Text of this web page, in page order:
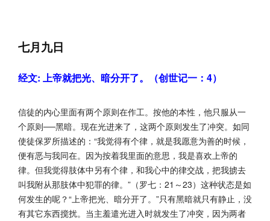
七月九日
经文: 上帝就把光、暗分开了。（创世记一：4）
信徒的内心里面有两个原则在作工。按他的本性，他只服从一
个原则──黑暗。现在光进来了，这两个原则发生了冲突。如同
使徒保罗所描述的：“我觉得有个律，就是我愿意为善的时候，
便有恶与我同在。因为按着我里面的意思，我是喜欢上帝的
律。但我觉得肢体中另有个律，和我心中的律交战，把我掳去
叫我附从那肢体中犯罪的律。”（罗七：21～23）这种状态是如
何发生的呢？“上帝把光、暗分开了。”只有黑暗就只有静止，没
有其它东西搅扰。当主羞遣光进入时就发生了冲突，因为两者